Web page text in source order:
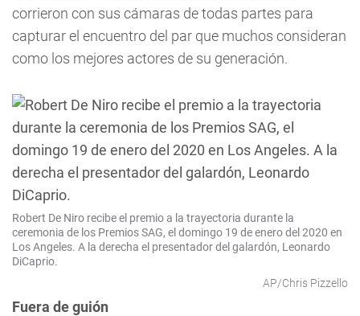
corrieron con sus cámaras de todas partes para
capturar el encuentro del par que muchos consideran
como los mejores actores de su generación.
Robert De Niro recibe el premio a la trayectoria durante la
ceremonia de los Premios SAG, el domingo 19 de enero del 2020 en
Los Angeles. A la derecha el presentador del galardón, Leonardo
DiCaprio.
AP/Chris Pizzello
Fuera de guión